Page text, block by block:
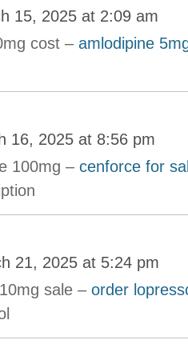
15, 2025 at 2:09 am
cost – amlodipine
16, 2025 at 8:56 pm
100mg – cenforce for
21, 2025 at 5:24 pm
sale – order